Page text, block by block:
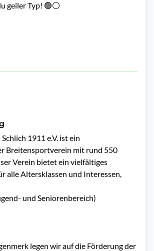
geiler Typ! 🟢⚪️
1911 e.V. ist ein
Breitensportverein mit rund 550
Verein bietet ein vielfältiges
alle Altersklassen und Interessen,
legen wir auf die Förderung der